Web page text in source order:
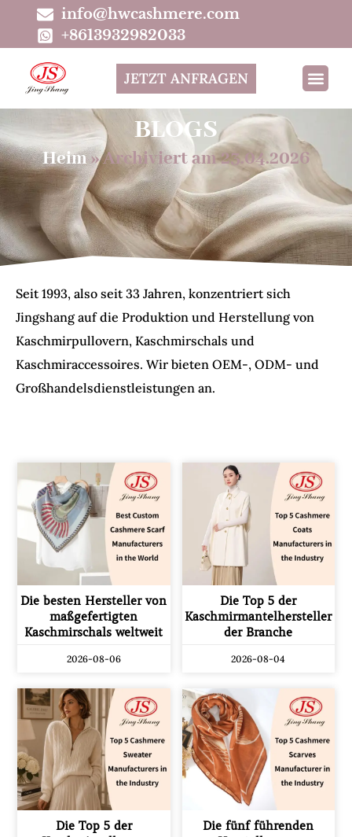
info@hwcashmere.com
+8613932982033
JETZT ANFRAGEN
BLOGS
Heim»Archiviert am 23.04.2026
Seit 1993, also seit 33 Jahren, konzentriert sich
Jingshang auf die Produktion und Herstellung von
Kaschmirpullovern, Kaschmirschals und
Kaschmiraccessoires. Wir bieten OEM-, ODM- und
Großhandelsdienstleistungen an.
Die besten Hersteller von
maßgefertigten
Kaschmirschals weltweit
2026-08-06
Die Top 5 der
Kaschmirmantelhersteller
der Branche
2026-08-04
Die Top 5 der
Die fünf führenden